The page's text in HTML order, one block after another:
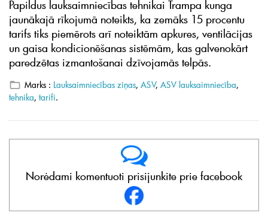
Papildus lauksaimniecības tehnikai Trampa kunga
jaunākajā rīkojumā noteikts, ka zemāks 15 procentu
tarifs tiks piemērots arī noteiktām apkures, ventilācijas
un gaisa kondicionēšanas sistēmām, kas galvenokārt
paredzētas izmantošanai dzīvojamās telpās.
Marks : Lauksaimniecības ziņas, ASV, ASV lauksaimniecība,
tehnika, tarifi.
Norėdami komentuoti prisijunkite prie facebook